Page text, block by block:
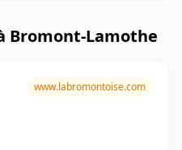
Bromont-Lamothe
www.labromontoise.com